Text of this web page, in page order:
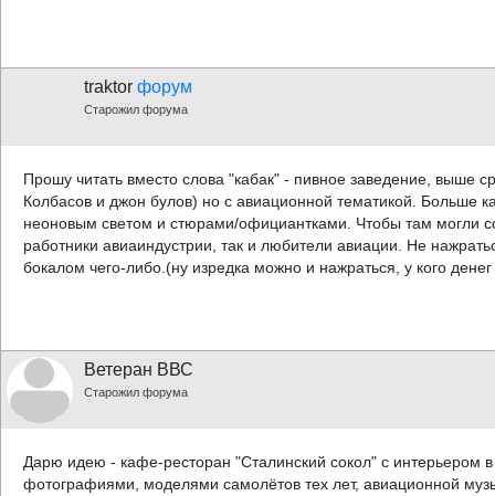
traktor форум
Старожил форума
Прошу читать вместо слова "кабак" - пивное заведение, выше
Колбасов и джон булов) но с авиационной тематикой. Больше
неоновым светом и стюрами/официантками. Чтобы там могли
работники авиаиндустрии, так и любители авиации. Не
бокалом чего-либо.(ну изредка можно и нажраться, у кого
Ветеран ВВС
Старожил форума
Дарю идею - кафе-ресторан "Сталинский сокол" с интерьером
фотографиями, моделями самолётов тех лет, авиационной